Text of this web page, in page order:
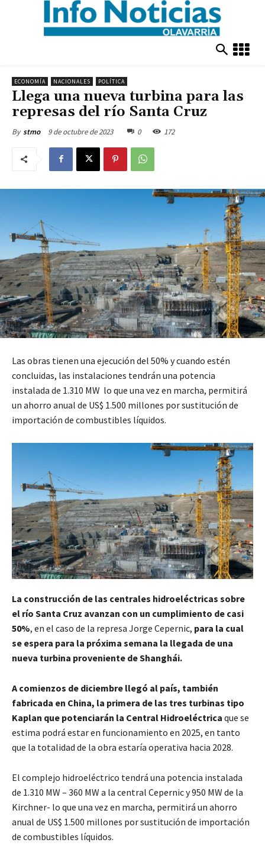
ECONOMÍA NACIONALES POLÍTICA
Llega una nueva turbina para las
represas del río Santa Cruz
By stmo 9 de octubre de 2023 0 172
Las obras tienen una ejecución del 50% y cuando estén
concluidas, las instalaciones tendrán una potencia
instalada de 1.310 MW lo que una vez en marcha, permitirá
un ahorro anual de US$ 1.500 millones por sustitución de
importación de combustibles líquidos.
La construcción de las centrales hidroeléctricas sobre
el río Santa Cruz avanzan con un cumplimiento de casi
50%, en el caso de la represa Jorge Cepernic, para la cual
se espera para la próxima semana la llegada de una
nueva turbina proveniente de Shanghái.
A comienzos de diciembre llegó al país, también
fabricada en China, la primera de las tres turbinas tipo
Kaplan que potenciarán la Central Hidroeléctrica que se
estima podrá estar en funcionamiento en 2025, en tanto
que la totalidad de la obra estaría operativa hacia 2028.
El complejo hidroeléctrico tendrá una potencia instalada
de 1.310 MW – 360 MW a la central Cepernic y 950 MW de la
Kirchner- lo que una vez en marcha, permitirá un ahorro
anual de US$ 1.500 millones por sustitución de importación
de combustibles líquidos.